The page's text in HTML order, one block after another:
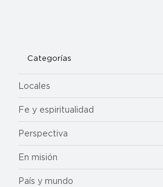
Categorías
Locales
Fe y espiritualidad
Perspectiva
En misión
País y mundo